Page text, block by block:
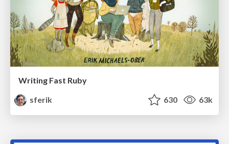
Writing Fast Ruby
sferik
630 63k